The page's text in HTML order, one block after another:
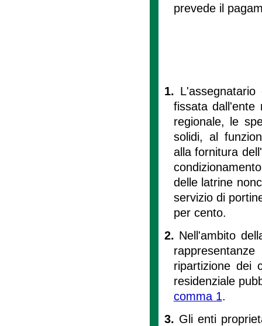
prevede il
1.
fissata dall'ente
regionale, le
solidi, al
alla fornitura
delle latrine
servizio di
per cento.
2. Nell'ambito
ripartizione dei
residenziale
comma 1.
3. Gli enti